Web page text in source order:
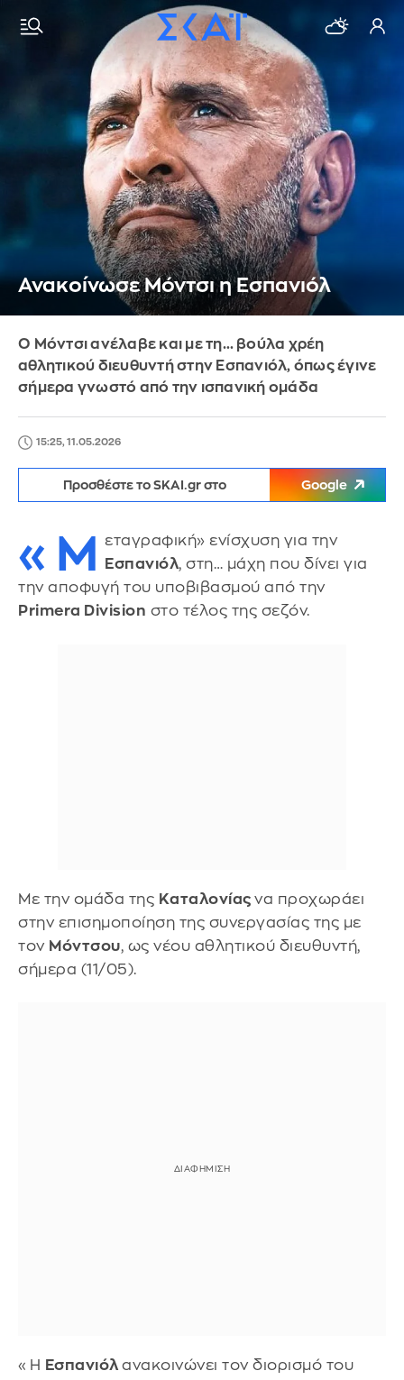
Ανακοίνωσε Μόντσι η Εσπανιόλ
Ο Μόντσι ανέλαβε και με τη… βούλα χρέη
αθλητικού διευθυντή στην Εσπανιόλ, όπως έγινε
σήμερα γνωστό από την ισπανική ομάδα
15:25, 11.05.2026
Προσθέστε το SKAI.gr στο Google
«Μ
εταγραφική» ενίσχυση για την
Εσπανιόλ, στη… μάχη που δίνει για
την αποφυγή του υποβιβασμού από την
Primera Division στο τέλος της σεζόν.
Με την ομάδα της Καταλονίας να προχωράει
στην επισημοποίηση της συνεργασίας της με
τον Μόντσου, ως νέου αθλητικού διευθυντή,
σήμερα (11/05).
«Η Εσπανιόλ ανακοινώνει τον διορισμό του